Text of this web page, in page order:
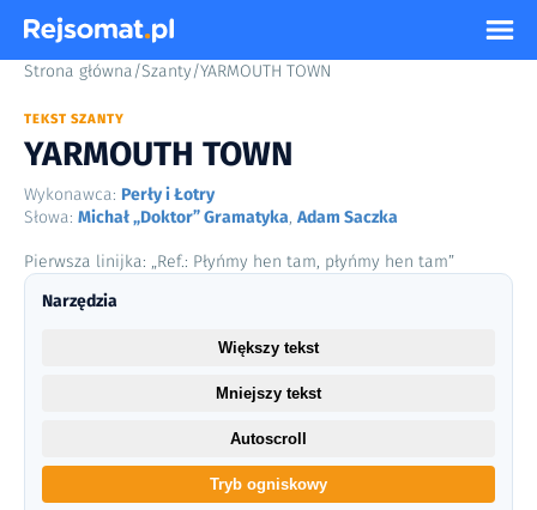
Strona główna/Szanty/YARMOUTH TOWN
TEKST SZANTY
YARMOUTH TOWN
Wykonawca: Perły i Łotry
Słowa: Michał „Doktor” Gramatyka, Adam Saczka
Pierwsza linijka: „Ref.: Płyńmy hen tam, płyńmy hen tam”
Narzędzia
Większy tekst
Mniejszy tekst
Autoscroll
Tryb ogniskowy